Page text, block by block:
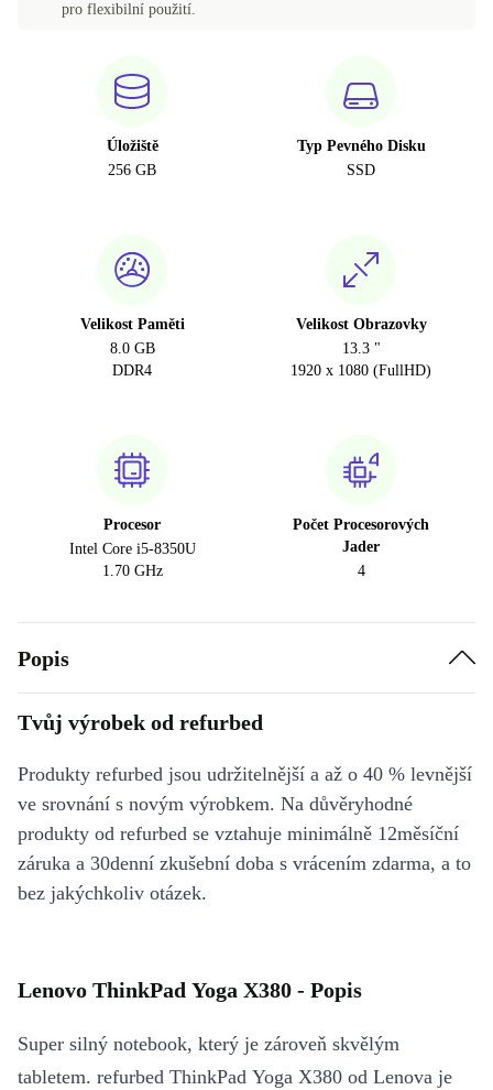
pro flexibilní použití.
Úložiště
256 GB
Typ Pevného Disku
SSD
Velikost Paměti
8.0 GB
DDR4
Velikost Obrazovky
13.3 "
1920 x 1080 (FullHD)
Procesor
Intel Core i5-8350U
1.70 GHz
Počet Procesorových
Jader
4
Popis
Tvůj výrobek od refurbed
Produkty refurbed jsou udržitelnější a až o 40 % levnější
ve srovnání s novým výrobkem. Na důvěryhodné
produkty od refurbed se vztahuje minimálně 12měsíční
záruka a 30denní zkušební doba s vrácením zdarma, a to
bez jakýchkoliv otázek.
Lenovo ThinkPad Yoga X380 - Popis
Super silný notebook, který je zároveň skvělým
tabletem. refurbed ThinkPad Yoga X380 od Lenova je